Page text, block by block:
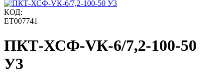
КОД:
ET007741
ПКТ-ХСФ-VК-6/7,2-100-50
У3